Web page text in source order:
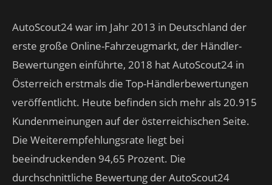
AutoScout24 war im Jahr 2013 in Deutschland der
erste große Online-Fahrzeugmarkt, der Händler-
Bewertungen einführte, 2018 hat AutoScout24 in
Österreich erstmals die Top-Händlerbewertungen
veröffentlicht. Heute befinden sich mehr als 20.915
Kundenmeinungen auf der österreichischen Seite.
Die Weiterempfehlungsrate liegt bei
beeindruckenden 94,65 Prozent. Die
durchschnittliche Bewertung der AutoScout24